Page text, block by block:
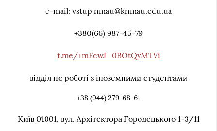
e-mail: vstup.nmau@knmau.edu.ua
+380(66) 987-45-79
t.me/+mFcwJ_0BOtQyMTVi
відділ по роботі з іноземними студентами
+38 (044) 279-68-61
Київ 01001, вул. Архiтектора Городецького 1-3/11